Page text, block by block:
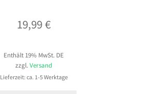
19,99€
Enthält 19% MwSt. DE
zzgl. Versand
Lieferzeit: ca. 1-5 Werktage